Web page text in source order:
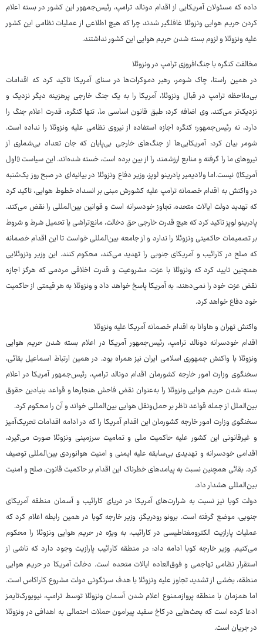
داده که مسئولان آمریکایی از اقدام دونالد ترامپ، رئیس‌جمهور این کشور در بسته اعلام
کردن حریم هوایی ونزوئلا غافلگیر شدند چرا که هیچ اطلاعی از عملیات نظامی این کشور
علیه ونزوئلا و لزوم بسته شدن حریم هوایی این کشور نداشتند.
مخالفت کنگره با جنگ‌افروزی ترامپ در ونزوئلا
در همین راستا، چاک شومر، رهبر دموکرات‌ها در سنای آمریکا تاکید کرد که اقدامات
بی‌ملاحظه ترامپ در قبال ونزوئلا، آمریکا را به یک جنگ خارجی پرهزینه دیگر نزدیک و
نزدیک‌تر می‌کند. وی اضافه کرد: طبق قانون اساسی ما، تنها کنگره، قدرت اعلام جنگ را
دارد، نه رئیس‌جمهور؛ کنگره اجازه استفاده از نیروی نظامی علیه ونزوئلا را نداده است.
شومر بیان کرد: آمریکایی‌ها از جنگ‌های خارجی بی‌پایان که جان تعداد بی‌شماری از
نیروهای ما را گرفته و منابع ارزشمند را از بین برده است، خسته شده‌اند. این سیاست «اول
آمریکا» نیست.اما ولادیمیر پادرینو لوپز، وزیر دفاع ونزوئلا در بیانیه‌ای در صبح روز یک‌شنبه
در واکنش به اقدام خصمانه ترامپ علیه کشورش مبنی بر انسداد خطوط هوایی، تاکید کرد
که تهدید دولت ایالات متحده، تجاوز خودسرانه است و قوانین بین‌المللی را نقض می‌کند.
پادرینو لوپز تاکید کرد که هیچ قدرت خارجی حق دخالت، مانع‌تراشی یا تحمیل شرط و شروط
بر تصمیمات حاکمیتی ونزوئلا را ندارد و از جامعه بین‌المللی خواست تا این اقدام خصمانه
که صلح در کارائیب و آمریکای جنوبی را تهدید می‌کند، محکوم کنند. این وزیر ونزوئلایی
همچنین تایید کرد که ونزوئلا با عزت، مشروعیت و قدرت اخلاقی مردمی که هرگز اجازه
نقض عزت خود را نمی‌دهند، به آمریکا پاسخ خواهد داد و ونزوئلا به هر قیمتی از حاکمیت
خود دفاع خواهد کرد.
واکنش تهران و هاوانا به اقدام خصمانه آمریکا علیه ونزوئلا
اقدام خودسرانه دونالد ترامپ، رئیس‌جمهور آمریکا در اعلام بسته شدن حریم هوایی
ونزوئلا با واکنش جمهوری اسلامی ایران نیز همراه بود. در همین ارتباط اسماعیل بقائی،
سخنگوی وزارت امور خارجه کشورمان اقدام دونالد ترامپ، رئیس‌جمهور آمریکا در اعلام
بسته شدن حریم هوایی ونزوئلا را به‌عنوان نقض فاحش هنجارها و قواعد بنیادین حقوق
بین‌الملل از جمله قواعد ناظر بر حمل‌ونقل هوایی بین‌المللی خواند و آن را محکوم کرد.
سخنگوی وزارت امور خارجه کشورمان این اقدام آمریکا را که در ادامه اقدامات تحریک‌آمیز
و غیرقانونی این کشور علیه حاکمیت ملی و تمامیت سرزمینی ونزوئلا صورت می‌گیرد،
اقدامی خودسرانه و تهدیدی بی‌سابقه علیه ایمنی و امنیت هوانوردی بین‌المللی توصیف
کرد. بقائی همچنین نسبت به پیامدهای خطرناک این اقدام بر حاکمیت قانون، صلح و امنیت
بین‌المللی هشدار داد.
دولت کوبا نیز نسبت به شرارت‌های آمریکا در دریای کارائیب و آسمان منطقه آمریکای
جنوبی، موضع گرفته است. برونو رودریگز، وزیر خارجه کوبا در همین رابطه اعلام کرد که
عملیات پارازیت الکترومغناطیسی در کارائیب، به ویژه در حریم هوایی ونزوئلا را محکوم
می‌کنیم. وزیر خارجه کوبا ادامه داد: در منطقه کارائیب پارازیت وجود دارد که ناشی از
استقرار نظامی تهاجمی و فوق‌العاده ایالات متحده است. دخالت آمریکا در حریم هوایی
منطقه، بخشی از تشدید تجاوز علیه ونزوئلا با هدف سرنگونی دولت مشروع کاراکاس است.
اما همزمان با منطقه پروازممنوع اعلام شدن آسمان ونزوئلا توسط ترامپ، نیویورک‌تایمز
ادعا کرده است که بحث‌هایی در کاخ سفید پیرامون حملات احتمالی به اهدافی در ونزوئلا
در جریان است.